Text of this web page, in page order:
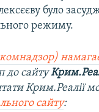
було
режиму.
до сайту
Крим.Реалії
сайту: